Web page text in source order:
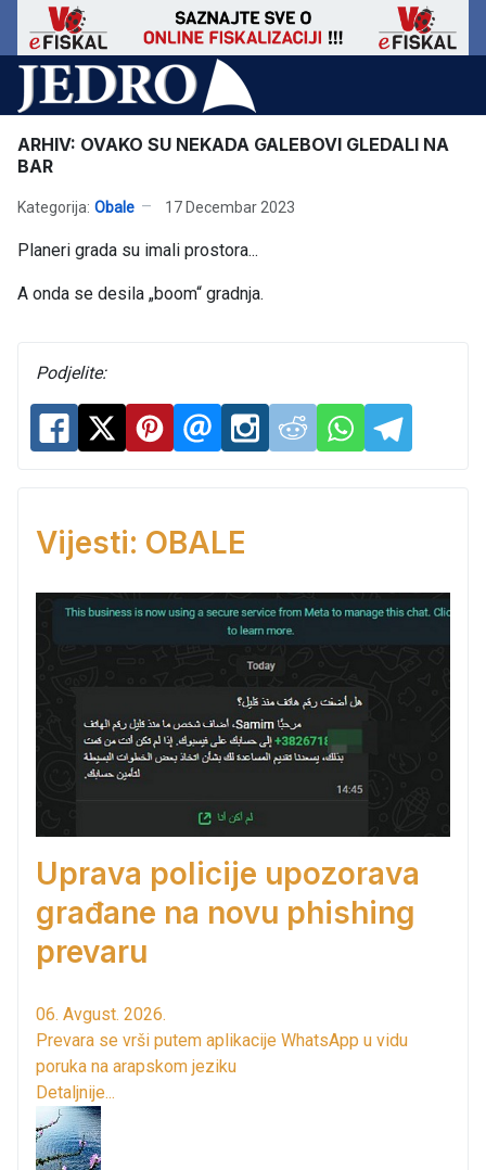
ARHIV: OVAKO SU NEKADA GALEBOVI GLEDALI NA
BAR
Kategorija: Obale 17 Decembar 2023
Planeri grada su imali prostora...
A onda se desila „boom“ gradnja.
Podjelite:
Vijesti: OBALE
Uprava policije upozorava
građane na novu phishing
prevaru
06. Avgust. 2026.
Prevara se vrši putem aplikacije WhatsApp u vidu
poruka na arapskom jeziku
Detaljnije...